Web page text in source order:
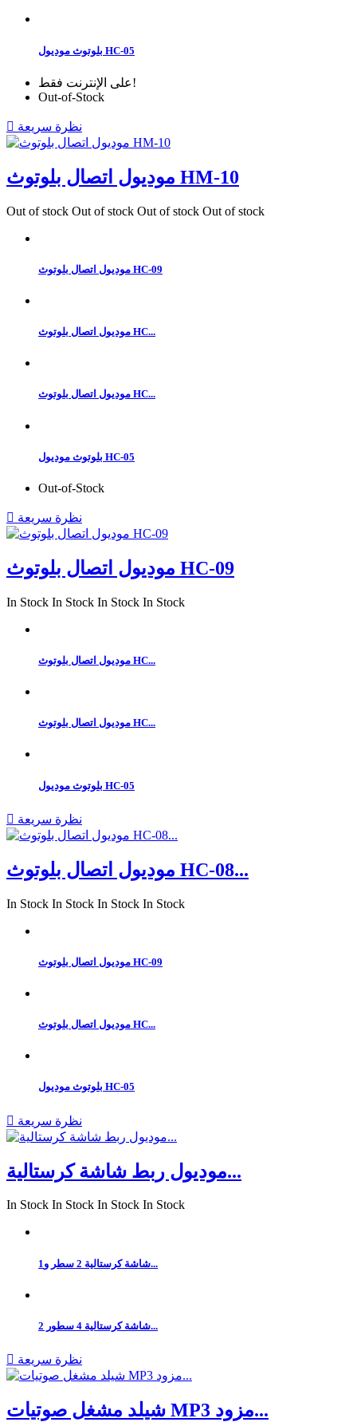
بلوتوث موديول HC-05
على الإنترنت فقط!
Out-of-Stock
 نظرة سريعة
موديول اتصال بلوتوث HM-10
Out of stock Out of stock Out of stock Out of stock
موديول اتصال بلوتوث HC-09
موديول اتصال بلوتوث HC...
موديول اتصال بلوتوث HC...
بلوتوث موديول HC-05
Out-of-Stock
 نظرة سريعة
موديول اتصال بلوتوث HC-09
In Stock In Stock In Stock In Stock
موديول اتصال بلوتوث HC...
موديول اتصال بلوتوث HC...
بلوتوث موديول HC-05
 نظرة سريعة
موديول اتصال بلوتوث HC-08...
In Stock In Stock In Stock In Stock
موديول اتصال بلوتوث HC-09
موديول اتصال بلوتوث HC...
بلوتوث موديول HC-05
 نظرة سريعة
موديول ربط شاشة كرستالية...
In Stock In Stock In Stock In Stock
شاشة كرستالية 2 سطر و1...
شاشة كرستالية 4 سطور 2...
 نظرة سريعة
شيلد مشغل صوتيات MP3 مزود...